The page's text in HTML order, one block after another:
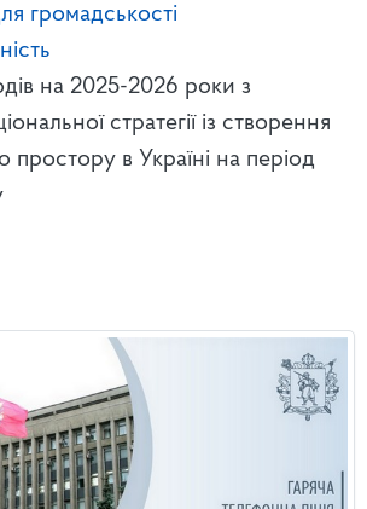
громадськості
на 2025-2026 роки з
стратегії із створення
простору в Україні на період